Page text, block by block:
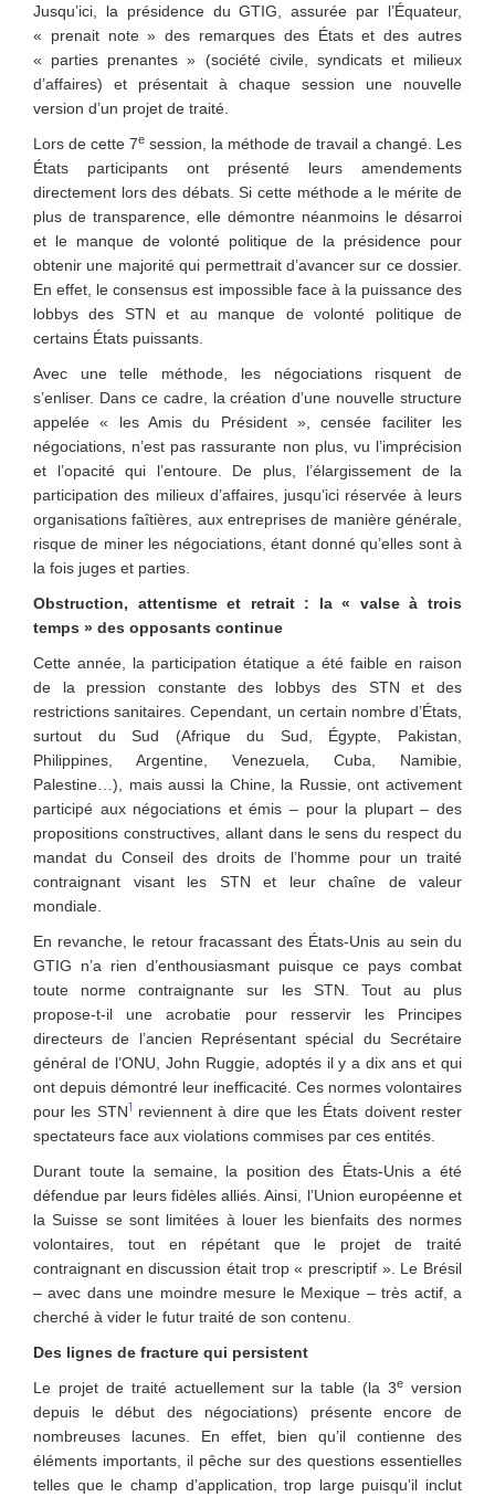
Jusqu’ici, la présidence du GTIG, assurée par l’Équateur,
« prenait note » des remarques des États et des autres
« parties prenantes » (société civile, syndicats et milieux
d’affaires) et présentait à chaque session une nouvelle
version d’un projet de traité.
Lors de cette 7e session, la méthode de travail a changé. Les
États participants ont présenté leurs amendements
directement lors des débats. Si cette méthode a le mérite de
plus de transparence, elle démontre néanmoins le désarroi
et le manque de volonté politique de la présidence pour
obtenir une majorité qui permettrait d’avancer sur ce dossier.
En effet, le consensus est impossible face à la puissance des
lobbys des STN et au manque de volonté politique de
certains États puissants.
Avec une telle méthode, les négociations risquent de
s’enliser. Dans ce cadre, la création d’une nouvelle structure
appelée « les Amis du Président », censée faciliter les
négociations, n’est pas rassurante non plus, vu l’imprécision
et l’opacité qui l’entoure. De plus, l’élargissement de la
participation des milieux d’affaires, jusqu’ici réservée à leurs
organisations faîtières, aux entreprises de manière générale,
risque de miner les négociations, étant donné qu’elles sont à
la fois juges et parties.
Obstruction, attentisme et retrait : la « valse à trois
temps » des opposants continue
Cette année, la participation étatique a été faible en raison
de la pression constante des lobbys des STN et des
restrictions sanitaires. Cependant, un certain nombre d’États,
surtout du Sud (Afrique du Sud, Égypte, Pakistan,
Philippines, Argentine, Venezuela, Cuba, Namibie,
Palestine…), mais aussi la Chine, la Russie, ont activement
participé aux négociations et émis – pour la plupart – des
propositions constructives, allant dans le sens du respect du
mandat du Conseil des droits de l’homme pour un traité
contraignant visant les STN et leur chaîne de valeur
mondiale.
En revanche, le retour fracassant des États-Unis au sein du
GTIG n’a rien d’enthousiasmant puisque ce pays combat
toute norme contraignante sur les STN. Tout au plus
propose-t-il une acrobatie pour resservir les Principes
directeurs de l’ancien Représentant spécial du Secrétaire
général de l’ONU, John Ruggie, adoptés il y a dix ans et qui
ont depuis démontré leur inefficacité. Ces normes volontaires
pour les STN1 reviennent à dire que les États doivent rester
spectateurs face aux violations commises par ces entités.
Durant toute la semaine, la position des États-Unis a été
défendue par leurs fidèles alliés. Ainsi, l’Union européenne et
la Suisse se sont limitées à louer les bienfaits des normes
volontaires, tout en répétant que le projet de traité
contraignant en discussion était trop « prescriptif ». Le Brésil
– avec dans une moindre mesure le Mexique – très actif, a
cherché à vider le futur traité de son contenu.
Des lignes de fracture qui persistent
Le projet de traité actuellement sur la table (la 3e version
depuis le début des négociations) présente encore de
nombreuses lacunes. En effet, bien qu’il contienne des
éléments importants, il pêche sur des questions essentielles
telles que le champ d’application, trop large puisqu’il inclut